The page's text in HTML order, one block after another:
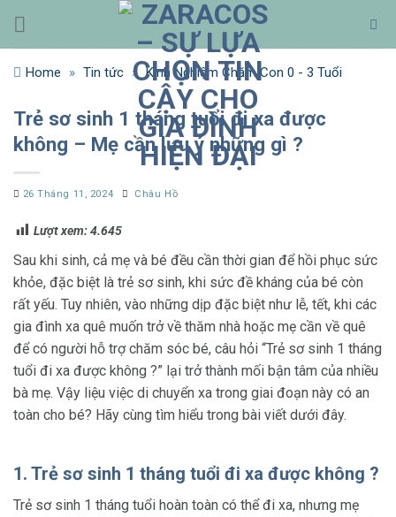
qua
nội
dungHome » Tin tức » Kinh Nghiệm Chăm Con 0 - 3 Tuổi
Trẻ sơ sinh 1 tháng tuổi đi xa được
không – Mẹ cần lưu ý những gì ?
26 Tháng 11, 2024 Châu Hồ
Lượt xem:4.645
Sau khi sinh, cả mẹ và bé đều cần thời gian để hồi phục sức
khỏe, đặc biệt là trẻ sơ sinh, khi sức đề kháng của bé còn
rất yếu. Tuy nhiên, vào những dịp đặc biệt như lễ, tết, khi các
gia đình xa quê muốn trở về thăm nhà hoặc mẹ cần về quê
để có người hỗ trợ chăm sóc bé, câu hỏi “Trẻ sơ sinh 1 tháng
tuổi đi xa được không ?” lại trở thành mối bận tâm của nhiều
bà mẹ. Vậy liệu việc di chuyển xa trong giai đoạn này có an
toàn cho bé? Hãy cùng tìm hiểu trong bài viết dưới đây.
1. Trẻ sơ sinh 1 tháng tuổi đi xa được không ?
Trẻ sơ sinh 1 tháng tuổi hoàn toàn có thể đi xa, nhưng mẹ